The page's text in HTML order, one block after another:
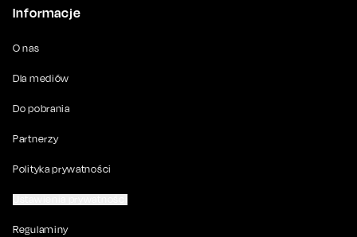
Informacje
O nas
Dla mediów
Do pobrania
Partnerzy
Polityka prywatności
Regulaminy